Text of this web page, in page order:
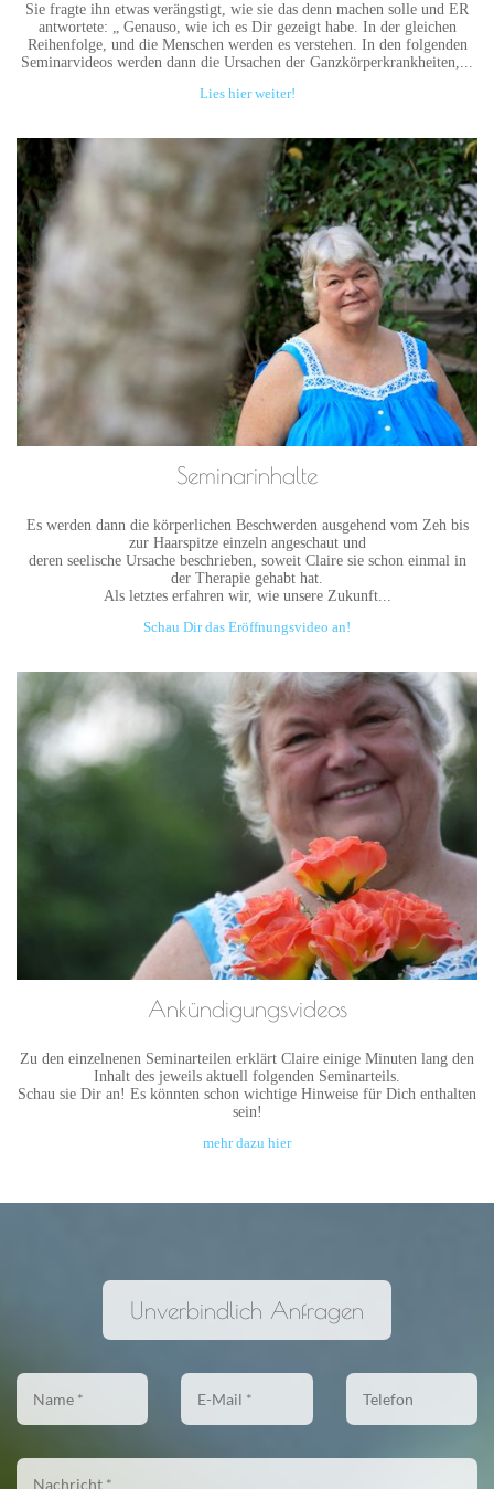
Sie fragte ihn etwas verängstigt, wie sie das denn machen solle und ER
antwortete: „ Genauso, wie ich es Dir gezeigt habe. In der gleichen
Reihenfolge, und die Menschen werden es verstehen. In den folgenden
Seminarvideos werden dann die Ursachen der Ganzkörperkrankheiten,...
Lies hier weiter!
Seminarinhalte
Es werden dann die körperlichen Beschwerden ausgehend vom Zeh bis
zur Haarspitze einzeln angeschaut und
deren seelische Ursache beschrieben, soweit Claire sie schon einmal in
der Therapie gehabt hat.
Als letztes erfahren wir, wie unsere Zukunft...
Schau Dir das Eröffnungsvideo an!
Ankündigungsvideos
Zu den einzelnenen Seminarteilen erklärt Claire einige Minuten lang den
Inhalt des jeweils aktuell folgenden Seminarteils.
Schau sie Dir an! Es könnten schon wichtige Hinweise für Dich enthalten
sein!
mehr dazu hier
Unverbindlich Anfragen